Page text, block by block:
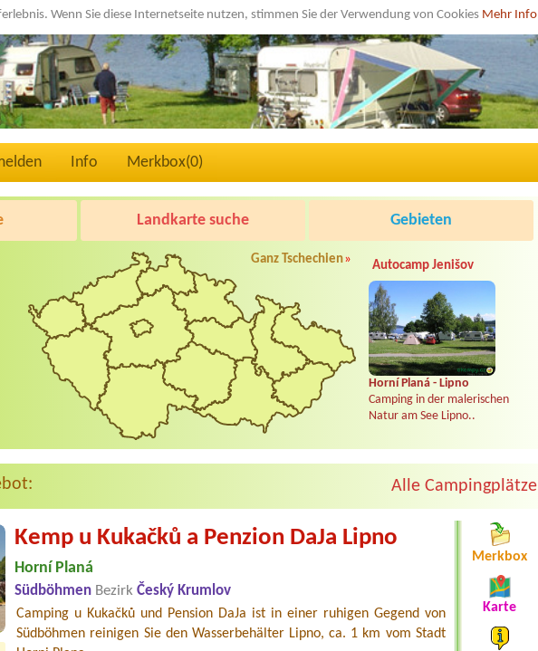
Wenn Sie diese Internetseite nutzen, stimmen Sie der Verwendung von Cookies Mehr Info
Info Merkbox(0)
Landkarte suche Gebieten
Ganz Tschechien» Autocamp Jenišov
Horní Planá - Lipno
Camping in der malerischen
Natur am See Lipno..
Alle Campingplätze
Kemp u Kukačků a Penzion DaJa Lipno
Horní Planá
Südböhmen Bezirk Český Krumlov
Camping u Kukačků und Pension DaJa ist in einer ruhigen Gegend von
Südböhmen reinigen Sie den Wasserbehälter Lipno, ca. 1 km vom Stadt
Merkbox
Karte